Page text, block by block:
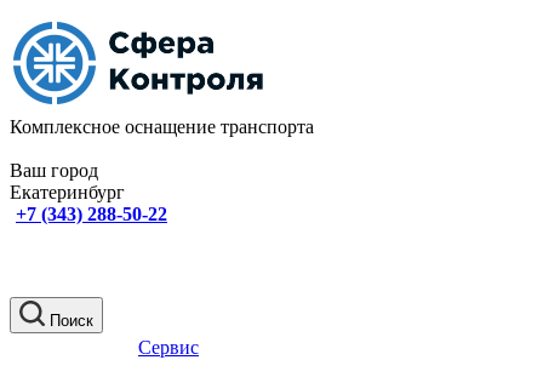
Комплексное оснащение транспорта
Ваш город
Екатеринбург
+7 (343) 288-50-22
Поиск
Сервис